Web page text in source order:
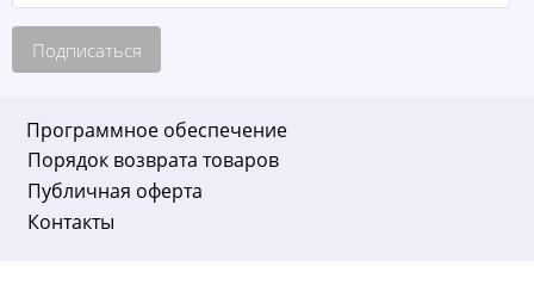
Подписаться
Программное обеспечение
Порядок возврата товаров
Публичная оферта
Контакты